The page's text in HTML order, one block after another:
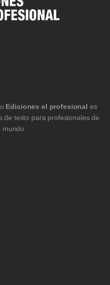
Ediciones el profesional es
de texto para profesionales de